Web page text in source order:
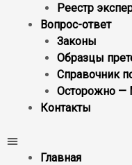
Реестр
Вопрос-ответ
Законы
Образцы
Справочник
Осторожно —
Контакты
Главная